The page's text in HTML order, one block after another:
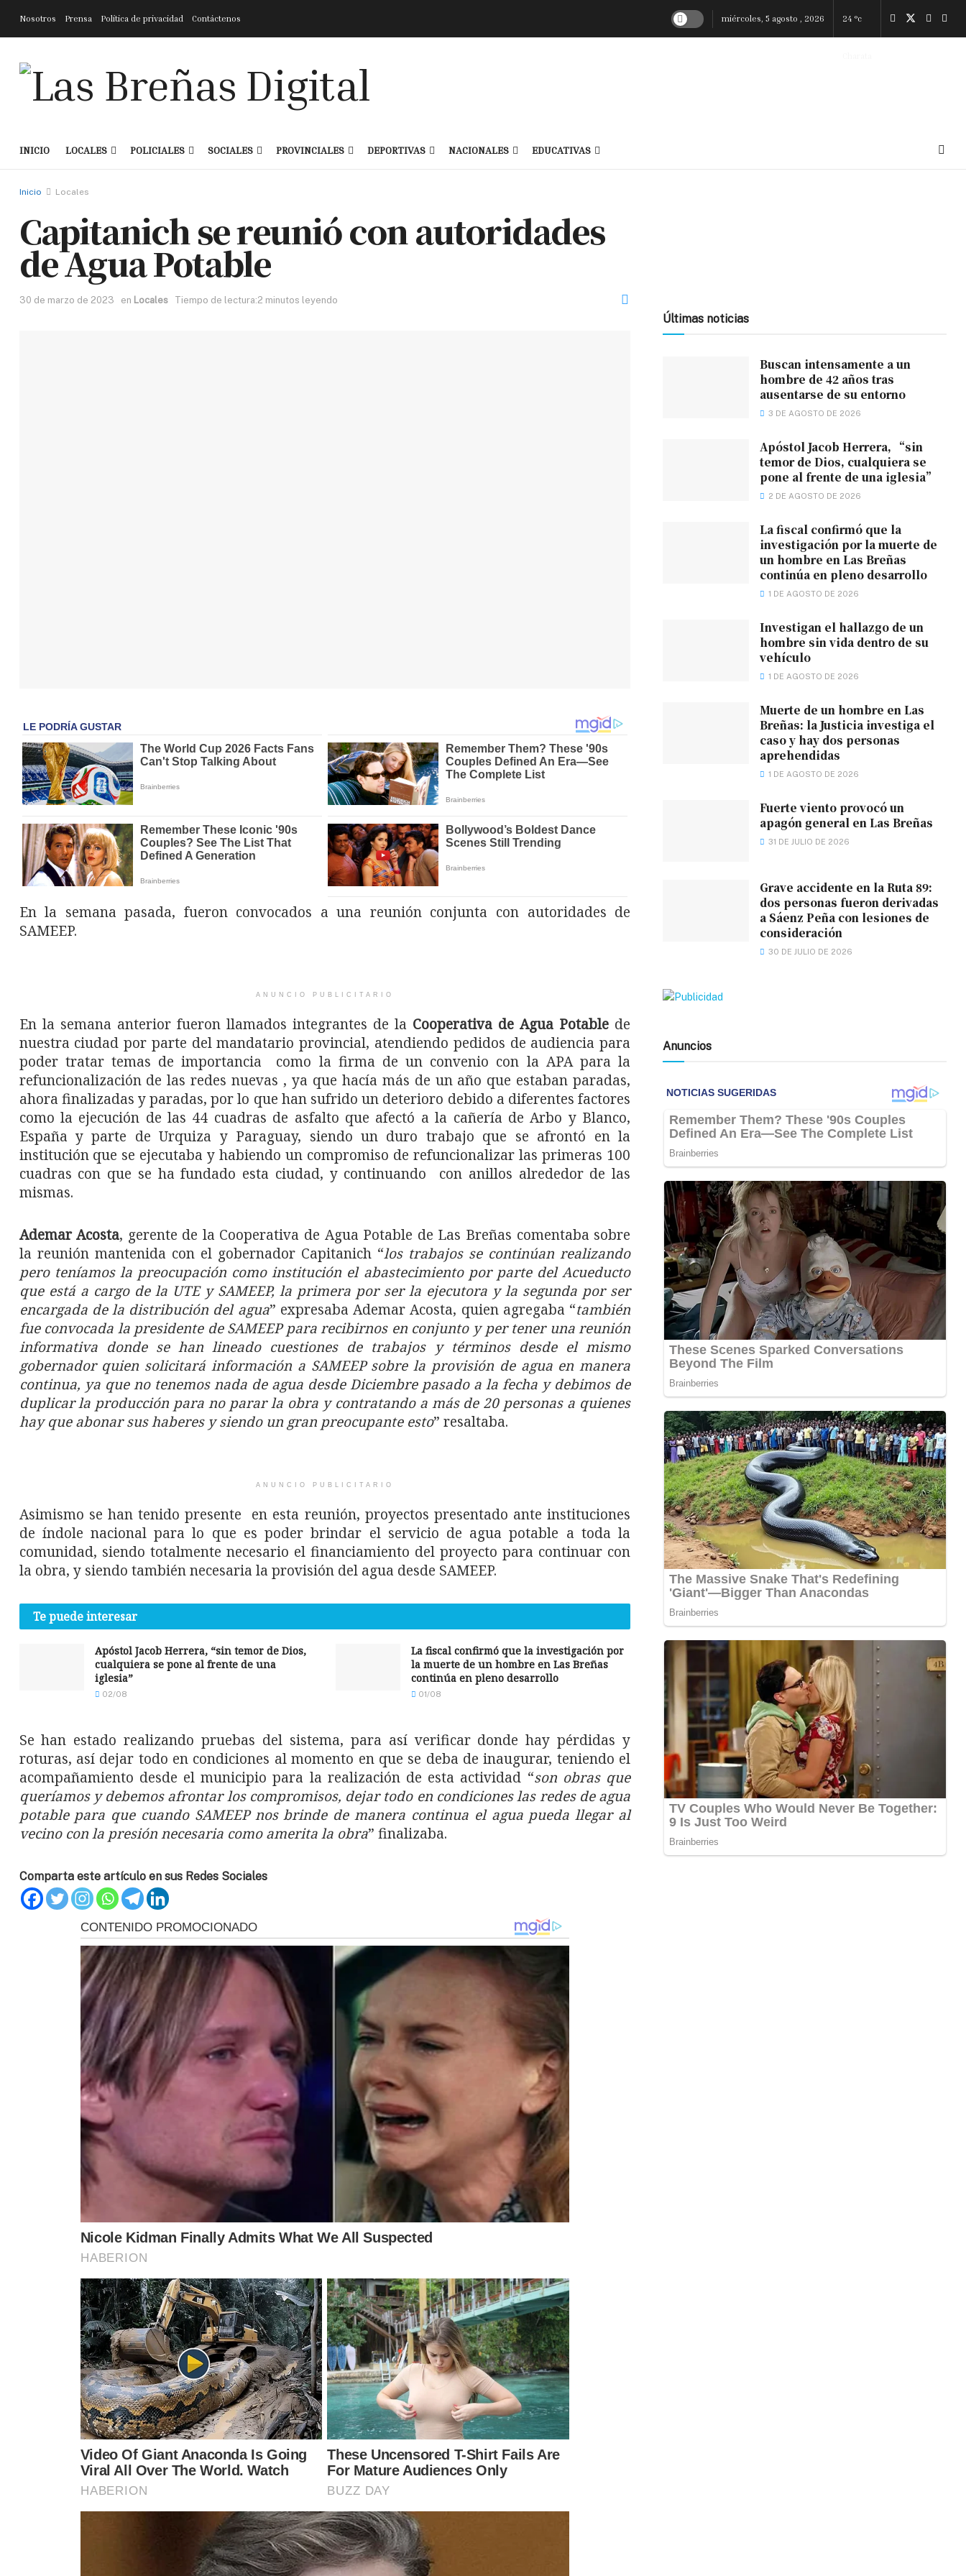
Nosotros Prensa Política de privacidad Contáctenos miércoles, 5 agosto , 2026 24 °c
INICIO LOCALES POLICIALES SOCIALES PROVINCIALES DEPORTIVAS NACIONALES EDUCATIVAS
Inicio Locales
Capitanich se reunió con autoridades
de Agua Potable
30 de marzo de 2023 en Locales Tiempo de lectura:2 minutos leyendo
En la semana pasada, fueron convocados a una reunión conjunta con autoridades de
SAMEEP.
ANUNCIO PUBLICITARIO
En la semana anterior fueron llamados integrantes de la Cooperativa de Agua Potable de
nuestra ciudad por parte del mandatario provincial, atendiendo pedidos de audiencia para
poder tratar temas de importancia como la firma de un convenio con la APA para la
refuncionalización de las redes nuevas , ya que hacía más de un año que estaban paradas,
ahora finalizadas y paradas, por lo que han sufrido un deterioro debido a diferentes factores
como la ejecución de las 44 cuadras de asfalto que afectó a la cañería de Arbo y Blanco,
España y parte de Urquiza y Paraguay, siendo un duro trabajo que se afrontó en la
institución que se ejecutaba y habiendo un compromiso de refuncionalizar las primeras 100
cuadras con que se ha fundado esta ciudad, y continuando con anillos alrededor de las
mismas.
Ademar Acosta, gerente de la Cooperativa de Agua Potable de Las Breñas comentaba sobre
la reunión mantenida con el gobernador Capitanich “los trabajos se continúan realizando
pero teníamos la preocupación como institución el abastecimiento por parte del Acueducto
que está a cargo de la UTE y SAMEEP, la primera por ser la ejecutora y la segunda por ser
encargada de la distribución del agua” expresaba Ademar Acosta, quien agregaba “también
fue convocada la presidente de SAMEEP para recibirnos en conjunto y per tener una reunión
informativa donde se han lineado cuestiones de trabajos y términos desde el mismo
gobernador quien solicitará información a SAMEEP sobre la provisión de agua en manera
continua, ya que no tenemos nada de agua desde Diciembre pasado a la fecha y debimos de
duplicar la producción para no parar la obra y contratando a más de 20 personas a quienes
hay que abonar sus haberes y siendo un gran preocupante esto” resaltaba.
ANUNCIO PUBLICITARIO
Asimismo se han tenido presente en esta reunión, proyectos presentado ante instituciones
de índole nacional para lo que es poder brindar el servicio de agua potable a toda la
comunidad, siendo totalmente necesario el financiamiento del proyecto para continuar con
la obra, y siendo también necesaria la provisión del agua desde SAMEEP.
Te puede interesar
Apóstol Jacob Herrera, “sin temor de Dios,
cualquiera se pone al frente de una
iglesia”
02/08
La fiscal confirmó que la investigación por
la muerte de un hombre en Las Breñas
continúa en pleno desarrollo
01/08
Se han estado realizando pruebas del sistema, para así verificar donde hay pérdidas y
roturas, así dejar todo en condiciones al momento en que se deba de inaugurar, teniendo el
acompañamiento desde el municipio para la realización de esta actividad “son obras que
queríamos y debemos afrontar los compromisos, dejar todo en condiciones las redes de agua
potable para que cuando SAMEEP nos brinde de manera continua el agua pueda llegar al
vecino con la presión necesaria como amerita la obra” finalizaba.
Comparta este artículo en sus Redes Sociales
Últimas noticias
Buscan intensamente a un
hombre de 42 años tras
ausentarse de su entorno
3 DE AGOSTO DE 2026
Apóstol Jacob Herrera, “sin
temor de Dios, cualquiera se
pone al frente de una iglesia”
2 DE AGOSTO DE 2026
La fiscal confirmó que la
investigación por la muerte de
un hombre en Las Breñas
continúa en pleno desarrollo
1 DE AGOSTO DE 2026
Investigan el hallazgo de un
hombre sin vida dentro de su
vehículo
1 DE AGOSTO DE 2026
Muerte de un hombre en Las
Breñas: la Justicia investiga el
caso y hay dos personas
aprehendidas
1 DE AGOSTO DE 2026
Fuerte viento provocó un
apagón general en Las Breñas
31 DE JULIO DE 2026
Grave accidente en la Ruta 89:
dos personas fueron derivadas
a Sáenz Peña con lesiones de
consideración
30 DE JULIO DE 2026
Anuncios